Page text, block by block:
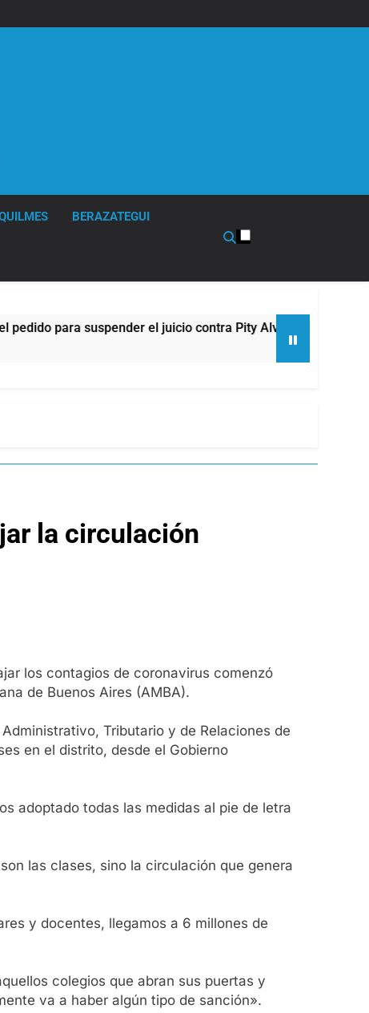
BERAZATEGUI
para suspender el juicio contra Pity Alvarez
la circulación
los contagios de coronavirus comenzó
de Buenos Aires (AMBA).
Tributario y de Relaciones de
en el distrito, desde el Gobierno
adoptado todas las medidas al pie de letra
las clases, sino la circulación que genera
y docentes, llegamos a 6 millones de
colegios que abran sus puertas y
va a haber algún tipo de sanción».